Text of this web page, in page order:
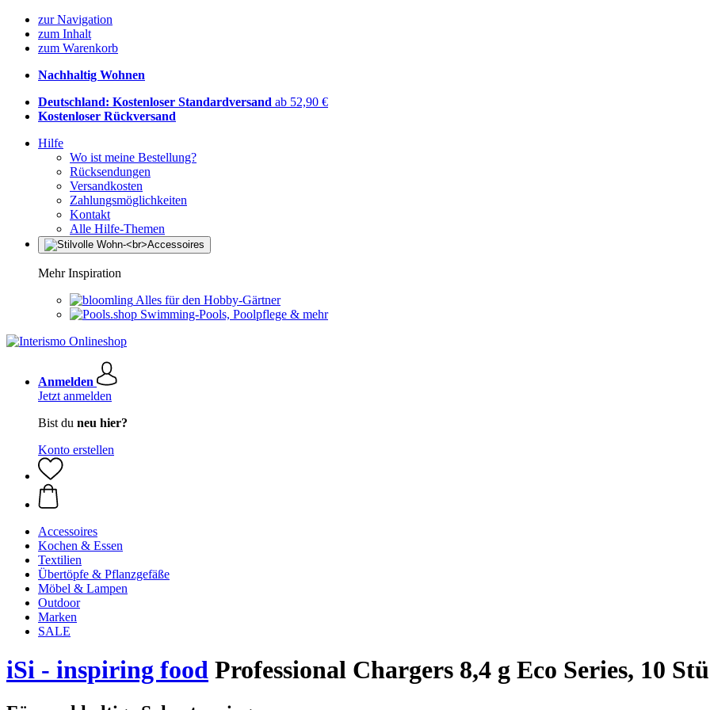
zur Navigation
zum Inhalt
zum Warenkorb
Nachhaltig Wohnen
Deutschland: Kostenloser Standardversand ab 52,90 €
Kostenloser Rückversand
Hilfe
Wo ist meine Bestellung?
Rücksendungen
Versandkosten
Zahlungsmöglichkeiten
Kontakt
Alle Hilfe-Themen
Mehr Inspiration
Alles für den Hobby-Gärtner
Swimming-Pools, Poolpflege & mehr
Anmelden
Jetzt anmelden
Bist du neu hier?
Konto erstellen
Accessoires
Kochen & Essen
Textilien
Übertöpfe & Pflanzgefäße
Möbel & Lampen
Outdoor
Marken
SALE
iSi - inspiring food Professional Chargers 8,4 g Eco Series, 10